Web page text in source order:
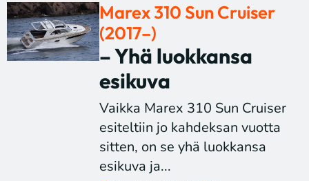
Marex 310 Sun Cruiser
(2017–)
– Yhä luokkansa
esikuva
Vaikka Marex 310 Sun Cruiser
esiteltiin jo kahdeksan vuotta
sitten, on se yhä luokkansa
esikuva ja...